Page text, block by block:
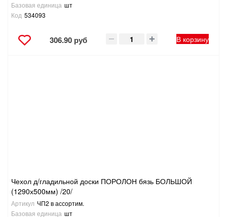
Базовая единица шт
Код 534093
306.90 руб В корзину
Чехол д/гладильной доски ПОРОЛОН бязь БОЛЬШОЙ
(1290х500мм) /20/
Артикул ЧП2 в ассортим.
Базовая единица шт